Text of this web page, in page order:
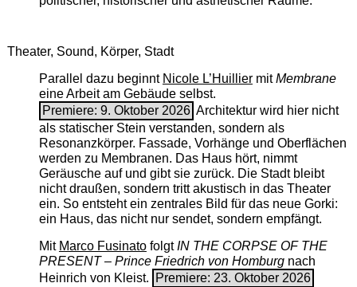
Theater, Sound, Körper, Stadt
Parallel dazu beginnt Nicole L’Huilliermit ­Membrane
eine Arbeit am Gebäude selbst.
Premiere: 9. Oktober 2026 Architektur wird hier nicht
als statischer Stein verstanden, sondern als
Resonanzkörper. Fassade, Vorhänge und Oberflächen
werden zu Membranen. Das Haus hört, nimmt
Geräusche auf und gibt sie zurück. Die Stadt bleibt
nicht draußen, sondern tritt akustisch in das Theater
ein. So entsteht ein zentrales Bild für das neue Gorki:
ein Haus, das nicht nur sendet, sondern empfängt.
Mit Marco FusinatofolgtIN THE CORPSE OF THE
PRESENT – Prince Friedrich von Homburgnach
Heinrich von Kleist.
Premiere: 23. Oktober 2026